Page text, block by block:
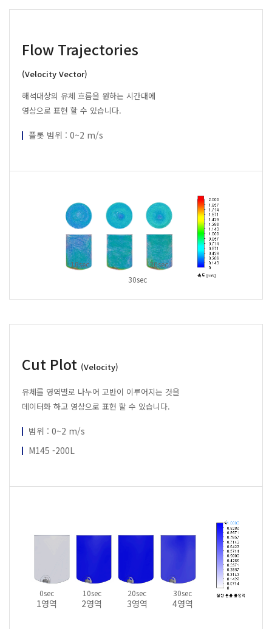
Flow Trajectories
(Velocity Vector)
해석대상의 유체 흐름을 원하는 시간대에
영상으로 표현 할 수 있습니다.
플롯 범위 : 0~2 m/s
10sec
20sec
30sec
Cut Plot (Velocity)
유체를 영역별로 나누어 교반이 이루어지는 것을
데이터화 하고 영상으로 표현 할 수 있습니다.
범위 : 0~2 m/s
M145 -200L
0sec
1영역
10sec
2영역
20sec
3영역
30sec
4영역